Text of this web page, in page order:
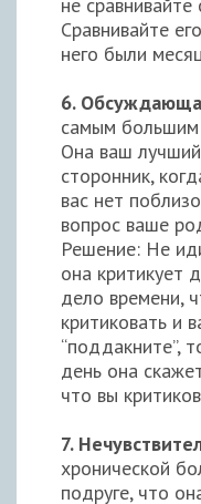
не сравнивайте
Сравнивайте
него были
6.
самым большим
Она ваш
сторонник,
вас нет
вопрос ваше
Решение: Не
она критикует
дело времени,
критиковать и
“поддакните”,
день она
что вы
7.
хронической
подруге, что